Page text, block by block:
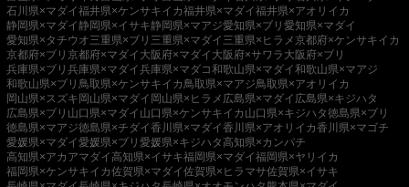
石川県×マダイ福井県×ケンサキイカ福井県×マダイ福井県×アオリイカ
静岡県×マダイ静岡県×イサキ静岡県×マアジ愛知県×ブリ 愛知県×マダイ
愛知県×タチウオ三重県×ブリ 三重県×マダイ 三重県×ヒラメ京都府×ケンサキイカ
京都府×ブリ 京都府×マダイ 大阪府×マダイ 大阪府×サワラ 大阪府×ブリ
兵庫県×ブリ 兵庫県×マダイ兵庫県×マダコ和歌山県×マダイ和歌山県×マアジ
和歌山県×ブリ 鳥取県×ケンサキイカ 鳥取県×マアジ鳥取県×アオリイカ
岡山県×スズキ岡山県×マダイ 岡山県×ヒラメ 広島県×マダイ 広島県×キジハタ
広島県×ブリ 山口県×マダイ 山口県×ケンサキイカ 山口県×キジハタ徳島県×ブリ
徳島県×マアジ徳島県×チダイ香川県×マダイ香川県×アオリイカ香川県×マゴチ
愛媛県×マダイ愛媛県×ブリ 愛媛県×キジハタ高知県×カンパチ
高知県×アカアマダイ高知県×イサキ福岡県×マダイ福岡県×ヤリイカ
福岡県×ケンサキイカ佐賀県×マダイ佐賀県×ヒラマサ佐賀県×イサキ